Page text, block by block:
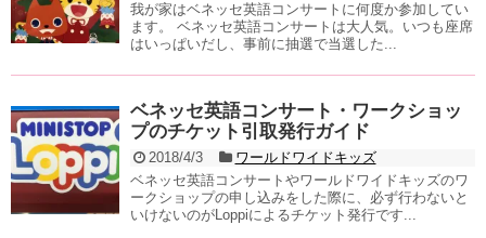
我が家はベネッセ英語コンサートに何度か参加してい
ます。 ベネッセ英語コンサートは大人気。いつも座席
はいっぱいだし、事前に抽選で当選した...
ベネッセ英語コンサート・ワークショッ
プのチケット引取発行ガイド
2018/4/3
ワールドワイドキッズ
ベネッセ英語コンサートやワールドワイドキッズのワ
ークショップの申し込みをした際に、必ず行わないと
いけないのがLoppiによるチケット発行です...